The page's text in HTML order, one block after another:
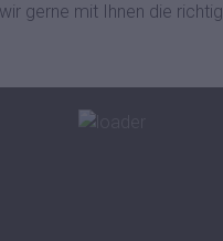
gerne mit Ihnen die